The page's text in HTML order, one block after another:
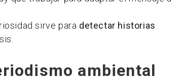
sirve para detectar historias
ambiental